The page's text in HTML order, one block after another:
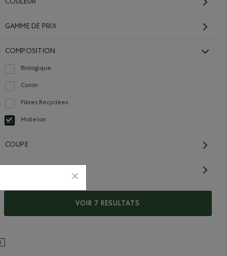
COULEUR
GAMME DE PRIX
COMPOSITION
Biologique
Classer selon Composition : FibresDeCotonBiologique(OrganicCottonFibres)
Coton
Classer selon Composition : Coton(Cotton)
Fibres Recyclées
Classer selon Composition : FibresRecyclées(RecycledFibres)
Molleton
Choisir Classé selon Composition : Molleton(Fleece)
COUPE
VOIR 7 RÉSULTATS